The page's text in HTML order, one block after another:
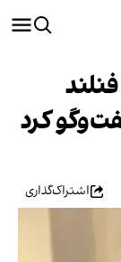
کرد
اشتراک‌گذاری